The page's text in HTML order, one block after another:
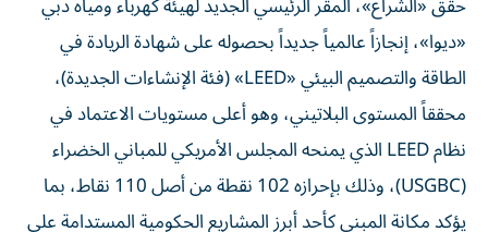
«ديوا»، إنجازاً عالمياً جديداً بحصوله على شهادة الريادة في
الطاقة والتصميم البيئي «LEED» (فئة الإنشاءات الجديدة)،
محققاً المستوى البلاتيني، وهو أعلى مستويات الاعتماد في
نظام LEED الذي يمنحه المجلس الأمريكي للمباني الخضراء
(USGBC)، وذلك بإحرازه 102 نقطة من أصل 110 نقاط، بما
يؤكد مكانة المبنى كأحد أبرز المشاريع الحكومية المستدامة على